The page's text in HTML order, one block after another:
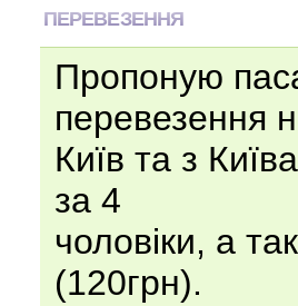
ПЕРЕВЕЗЕННЯ
Пропоную
перевезення
Київ та з
за 4
чоловіки, а
(120грн).